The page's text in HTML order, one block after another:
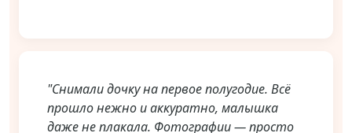
"Снимали дочку на первое полугодие. Всё
прошло нежно и аккуратно, малышка
даже не плакала. Фотографии — просто